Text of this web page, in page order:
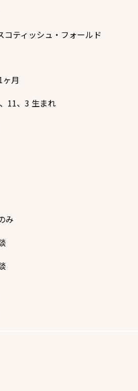
コティッシュ・フォールド
ヶ月
11、3 生まれ
み